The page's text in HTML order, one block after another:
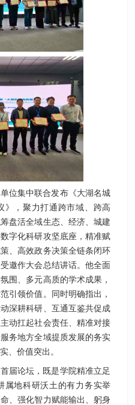
位集中联合发布《大湖名城
》，聚力打通跨市域、跨高
盘活全域生态、经济、城建
字化科研攻坚底座，精准赋
、高效政务决策全链条闭环
邀作大会总结讲话。他全面
围、多元高质的学术成果，
引领价值。同时明确指出，
深耕科研、互通互鉴共促成
动扛起社会责任、精准对接
务地方全域提质发展的务实
、价值突出。
届论坛，既是学院精准立足
属地科研沃土的有力务实举
、强化智力赋能输出、躬身